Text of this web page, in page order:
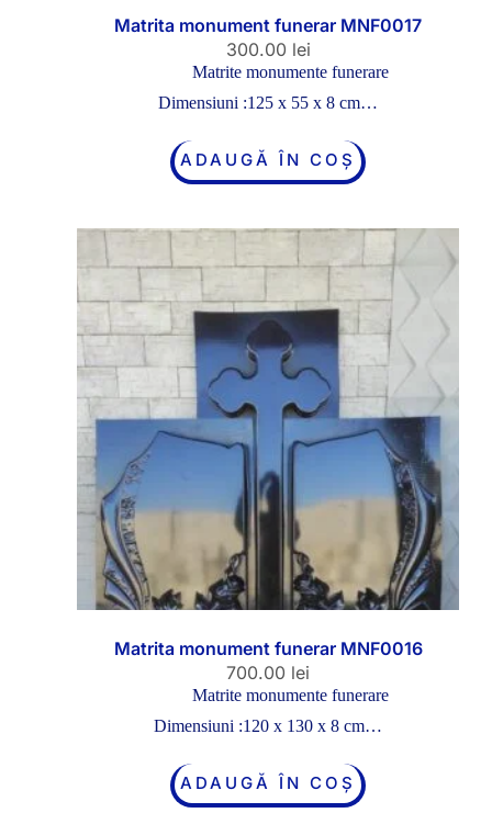
Matrita monument funerar MNF0017
300.00 lei
Matrite monumente funerare
Dimensiuni :125 x 55 x 8 cm…
ADAUGĂ ÎN COȘ
Matrita monument funerar MNF0016
700.00 lei
Matrite monumente funerare
Dimensiuni :120 x 130 x 8 cm…
ADAUGĂ ÎN COȘ